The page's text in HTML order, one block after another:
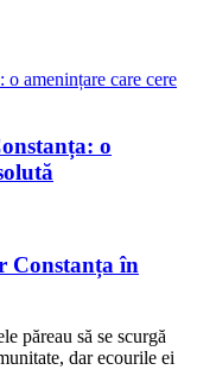
o
Constanța în
păreau să se scurgă
dar ecourile ei